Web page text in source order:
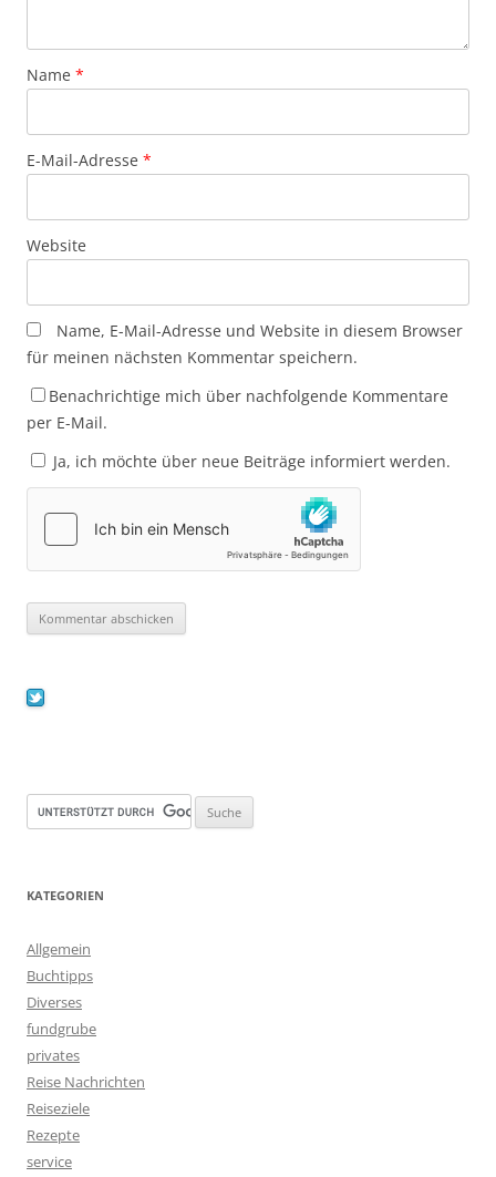
Name *
E-Mail-Adresse *
Website
Name, E-Mail-Adresse und Website in diesem Browser
für meinen nächsten Kommentar speichern.
Benachrichtige mich über nachfolgende Kommentare
per E-Mail.
Ja, ich möchte über neue Beiträge informiert werden.
KATEGORIEN
Allgemein
Buchtipps
Diverses
fundgrube
privates
Reise Nachrichten
Reiseziele
Rezepte
service